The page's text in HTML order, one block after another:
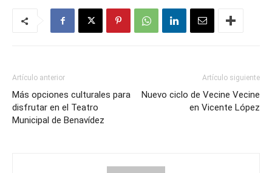
Artículo anterior
Más opciones culturales para
disfrutar en el Teatro
Municipal de Benavídez
Artículo siguiente
Nuevo ciclo de Vecine Vecine
en Vicente López